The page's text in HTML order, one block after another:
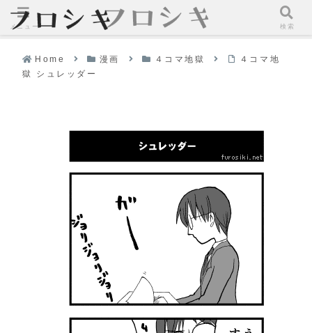
Home 漫画 ４コマ地獄
４コマ地
獄 シュレッダー
メニュー 検索